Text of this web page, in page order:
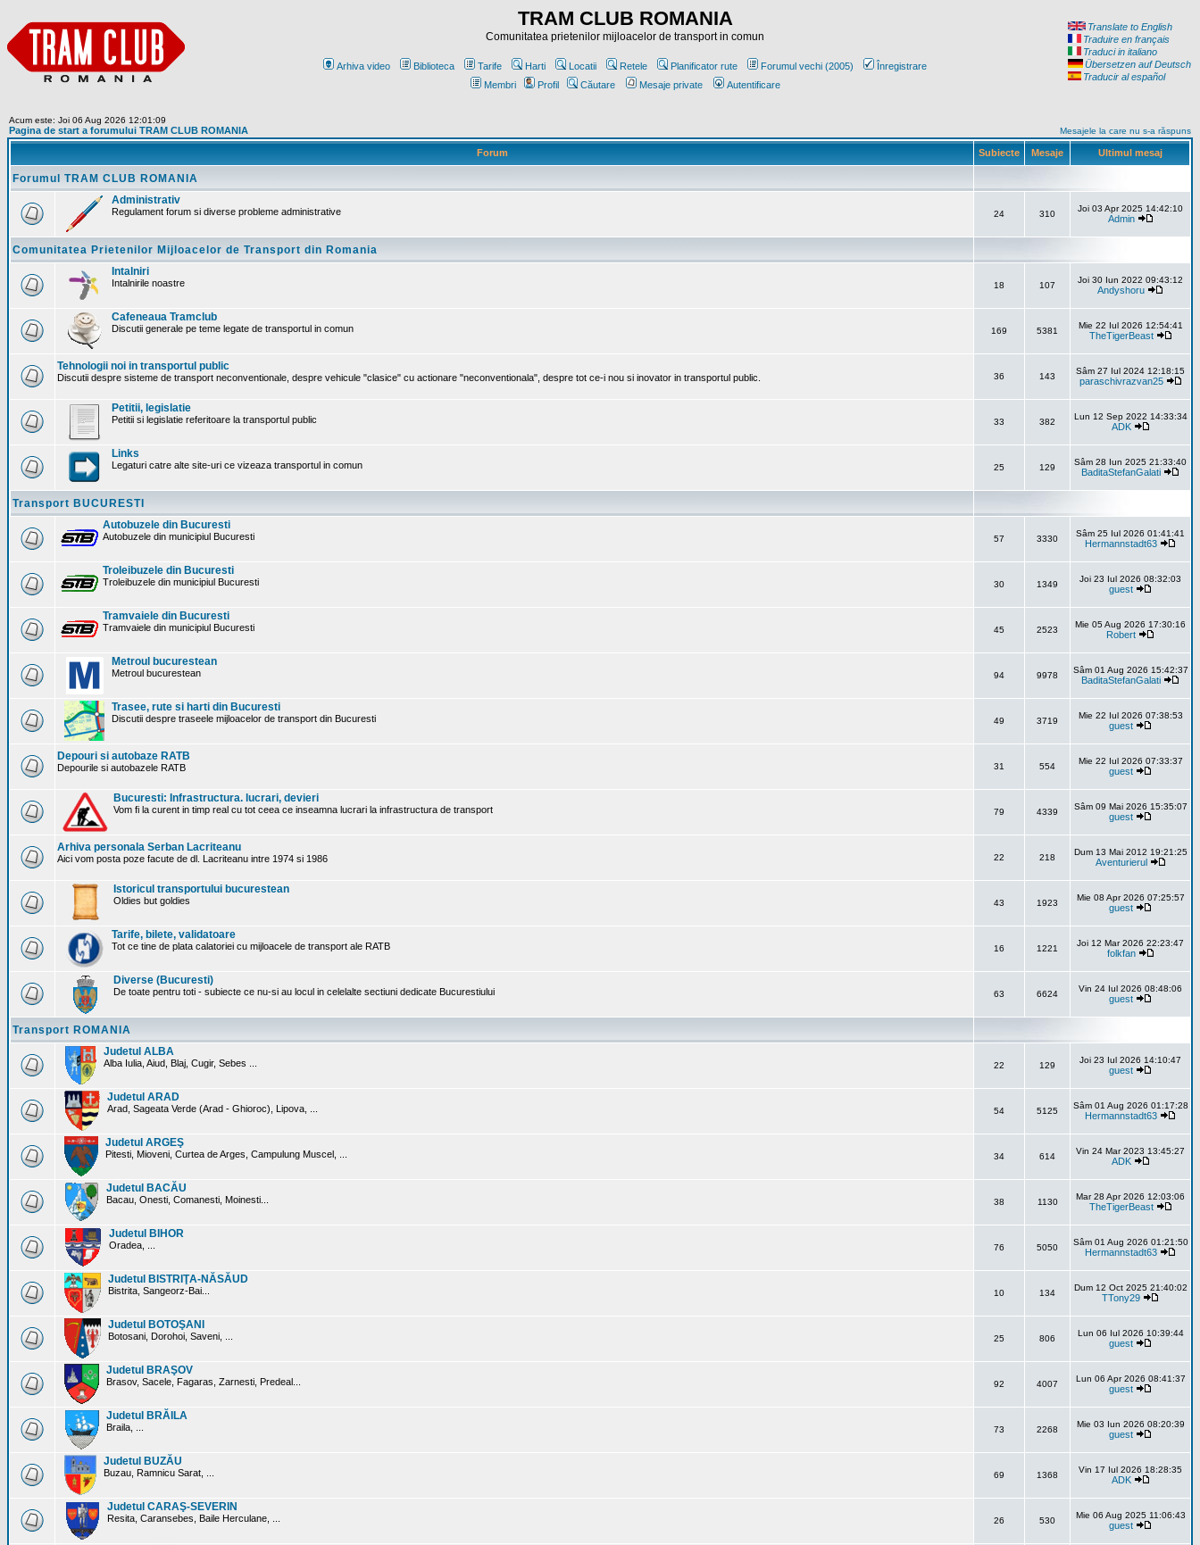
TRAM CLUB ROMANIA
Comunitatea prietenilor mijloacelor de transport in comun
Arhiva video Biblioteca Tarife Harti Locatii Retele Planificator rute Forumul vechi (2005)
Înregistrare
Membri
Profil Căutare Mesaje private Autentificare
Translate to English
Traduire en français
Traduci in italiano
Übersetzen auf Deutsch
Traducir al español
Acum este: Joi 06 Aug 2026 12:01:09
Pagina de start a forumului TRAM CLUB ROMANIA Mesajele la care nu s-a răspuns
Forum Subiecte Mesaje Ultimul mesaj
Forumul TRAM CLUB ROMANIA
Administrativ
Regulament forum si diverse probleme administrative 24 310
Joi 03 Apr 2025 14:42:10
Admin
Comunitatea Prietenilor Mijloacelor de Transport din Romania
Intalniri
Intalnirile noastre 18 107
Joi 30 Iun 2022 09:43:12
Andyshoru
Cafeneaua Tramclub
Discutii generale pe teme legate de transportul in comun 169 5381
Mie 22 Iul 2026 12:54:41
TheTigerBeast
Tehnologii noi in transportul public
Discutii despre sisteme de transport neconventionale, despre vehicule "clasice" cu actionare "neconventionala", despre tot ce-i nou si inovator in transportul public. 36 143
Sâm 27 Iul 2024 12:18:15
paraschivrazvan25
Petitii, legislatie
Petitii si legislatie referitoare la transportul public 33 382
Lun 12 Sep 2022 14:33:34
ADK
Links
Legaturi catre alte site-uri ce vizeaza transportul in comun 25 129
Sâm 28 Iun 2025 21:33:40
BaditaStefanGalati
Transport BUCURESTI
Autobuzele din Bucuresti
Autobuzele din municipiul Bucuresti 57 3330
Sâm 25 Iul 2026 01:41:41
Hermannstadt63
Troleibuzele din Bucuresti
Troleibuzele din municipiul Bucuresti 30 1349
Joi 23 Iul 2026 08:32:03
guest
Tramvaiele din Bucuresti
Tramvaiele din municipiul Bucuresti 45 2523
Mie 05 Aug 2026 17:30:16
Robert
Metroul bucurestean
Metroul bucurestean 94 9978
Sâm 01 Aug 2026 15:42:37
BaditaStefanGalati
Trasee, rute si harti din Bucuresti
Discutii despre traseele mijloacelor de transport din Bucuresti 49 3719
Mie 22 Iul 2026 07:38:53
guest
Depouri si autobaze RATB
Depourile si autobazele RATB 31 554
Mie 22 Iul 2026 07:33:37
guest
Bucuresti: Infrastructura. lucrari, devieri
Vom fi la curent in timp real cu tot ceea ce inseamna lucrari la infrastructura de transport 79 4339
Sâm 09 Mai 2026 15:35:07
guest
Arhiva personala Serban Lacriteanu
Aici vom posta poze facute de dl. Lacriteanu intre 1974 si 1986 22 218
Dum 13 Mai 2012 19:21:25
Aventurierul
Istoricul transportului bucurestean
Oldies but goldies 43 1923
Mie 08 Apr 2026 07:25:57
guest
Tarife, bilete, validatoare
Tot ce tine de plata calatoriei cu mijloacele de transport ale RATB 16 1221
Joi 12 Mar 2026 22:23:47
folkfan
Diverse (Bucuresti)
De toate pentru toti - subiecte ce nu-si au locul in celelalte sectiuni dedicate Bucurestiului 63 6624
Vin 24 Iul 2026 08:48:06
guest
Transport ROMANIA
Judetul ALBA
Alba Iulia, Aiud, Blaj, Cugir, Sebes ... 22 129
Joi 23 Iul 2026 14:10:47
guest
Judetul ARAD
Arad, Sageata Verde (Arad - Ghioroc), Lipova, ... 54 5125
Sâm 01 Aug 2026 01:17:28
Hermannstadt63
Judetul ARGEŞ
Pitesti, Mioveni, Curtea de Arges, Campulung Muscel, ... 34 614
Vin 24 Mar 2023 13:45:27
ADK
Judetul BACĂU
Bacau, Onesti, Comanesti, Moinesti... 38 1130
Mar 28 Apr 2026 12:03:06
TheTigerBeast
Judetul BIHOR
Oradea, ... 76 5050
Sâm 01 Aug 2026 01:21:50
Hermannstadt63
Judetul BISTRIŢA-NĂSĂUD
Bistrita, Sangeorz-Bai... 10 134
Dum 12 Oct 2025 21:40:02
TTony29
Judetul BOTOŞANI
Botosani, Dorohoi, Saveni, ... 25 806
Lun 06 Iul 2026 10:39:44
guest
Judetul BRAŞOV
Brasov, Sacele, Fagaras, Zarnesti, Predeal... 92 4007
Lun 06 Apr 2026 08:41:37
guest
Judetul BRĂILA
Braila, ... 73 2268
Mie 03 Iun 2026 08:20:39
guest
Judetul BUZĂU
Buzau, Ramnicu Sarat, ... 69 1368
Vin 17 Iul 2026 18:28:35
ADK
Judetul CARAŞ-SEVERIN
Resita, Caransebes, Baile Herculane, ... 26 530
Mie 06 Aug 2025 11:06:43
guest